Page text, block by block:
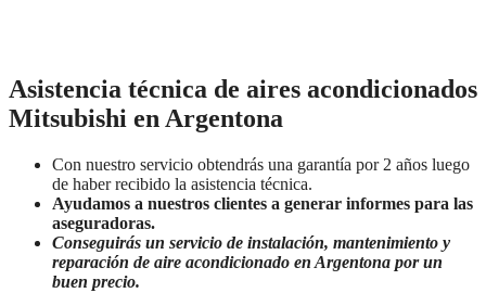
Asistencia técnica de aires acondicionados
Mitsubishi en Argentona
Con nuestro servicio obtendrás una garantía por 2 años luego
de haber recibido la asistencia técnica.
Ayudamos a nuestros clientes a generar informes para las
aseguradoras.
Conseguirás un servicio de instalación, mantenimiento y
reparación de aire acondicionado en Argentona por un
buen precio.